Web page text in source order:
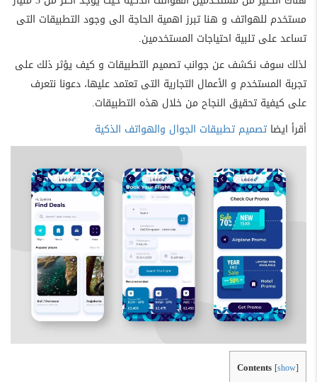
مستخدم للهواتف و هنا تبرز اهمية الحاجة الى وجود التطبيقات التى
تساعد على تلبية احتياجات المستخدمين.
لذلك سوف نكشف عن جوانب تصميم التطبيقات و كيف يؤثر ذلك على
تجربة المستخدم و الأعمال التجارية التى تعتمد عليها، دعونا نتعرف
على كيفية تحقيق النجاح من خلال هذه التطبيقات.
أقرأ ايضا تصميم تطبيقات الجوال والهواتف الذكية
Contents [show]